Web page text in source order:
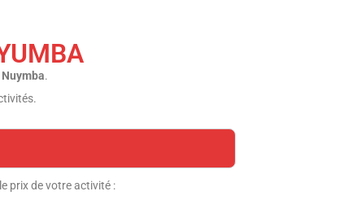
Nuymba.
prix de votre activité :